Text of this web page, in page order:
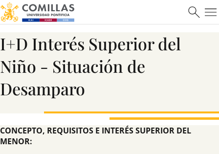
I+D Interés Superior del
Niño - Situación de
Desamparo
CONCEPTO, REQUISITOS E INTERÉS SUPERIOR DEL
MENOR: